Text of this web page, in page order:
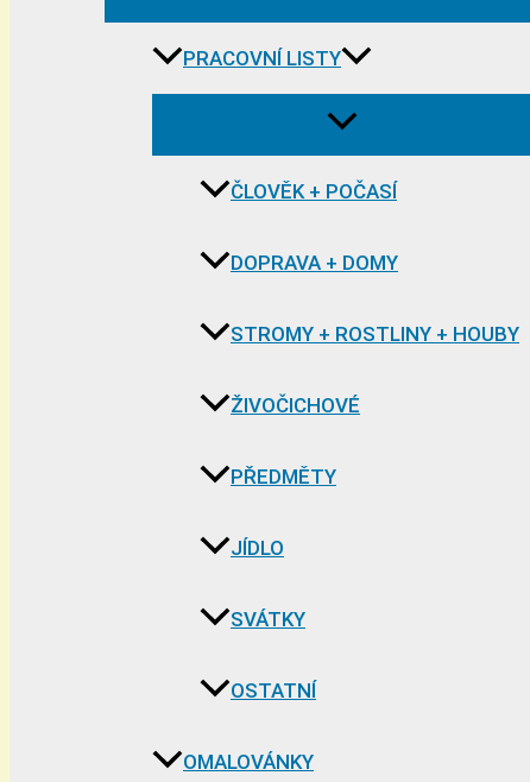
PRACOVNÍ LISTY
ČLOVĚK + POČASÍ
DOPRAVA + DOMY
STROMY + ROSTLINY + HOUBY
ŽIVOČICHOVÉ
PŘEDMĚTY
JÍDLO
SVÁTKY
OSTATNÍ
OMALOVÁNKY